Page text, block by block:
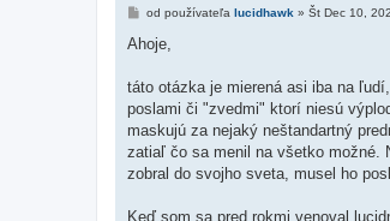
P
í
e
o
k
od používateľa lucidhawk » Št Dec 10,
Ahoje,
táto otázka je mierená asi iba na
poslami či "zvedmi" ktorí niesú
maskujú za nejaký neštandartný
zatiaľ čo sa menil na všetko možné.
zobral do svojho sveta, musel ho
Keď som sa pred rokmi venoval